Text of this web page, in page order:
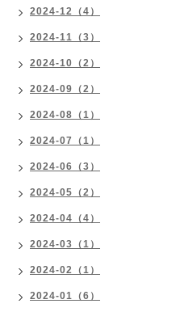
2024-12（4）
2024-11（3）
2024-10（2）
2024-09（2）
2024-08（1）
2024-07（1）
2024-06（3）
2024-05（2）
2024-04（4）
2024-03（1）
2024-02（1）
2024-01（6）